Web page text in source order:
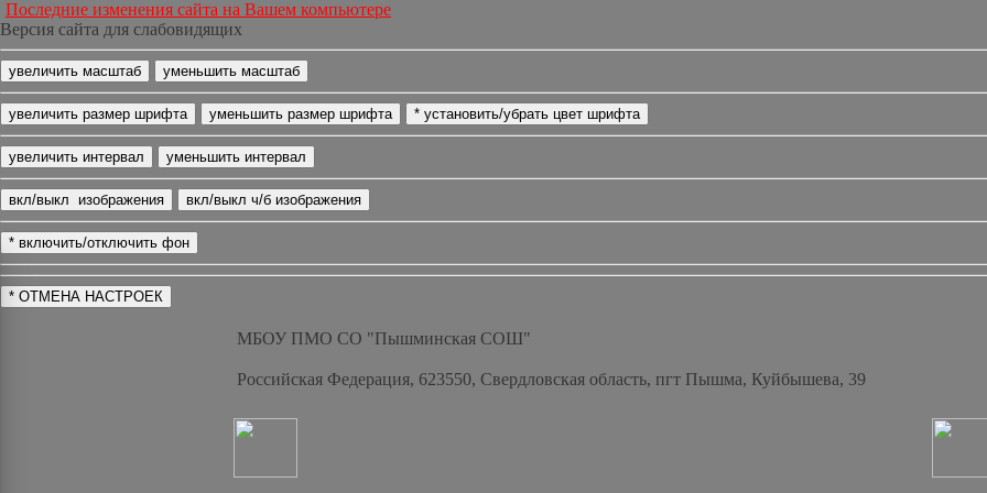
Последние изменения сайта на Вашем компьютере
Версия сайта для слабовидящих
МБОУ ПМО СО "Пышминская СОШ"
Российская Федерация, 623550, Свердловская область, пгт Пышма, Куйбышева, 39